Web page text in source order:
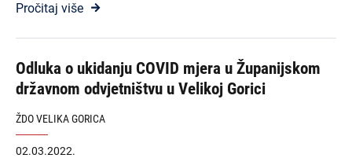
Pročitaj više
Odluka o ukidanju COVID mjera u Županijskom
državnom odvjetništvu u Velikoj Gorici
ŽDO VELIKA GORICA
02.03.2022.